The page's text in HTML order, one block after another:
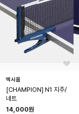
엑시옴
[CHAMPION] N1 지주/
네트
14,000원